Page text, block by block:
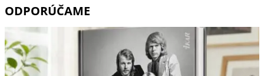
Festival
Ubytovanie
Wellness
ODPORÚČAME